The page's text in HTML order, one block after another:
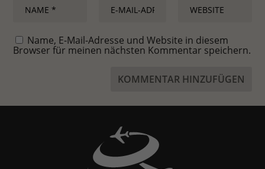
Name, E-Mail-Adresse und Website in diesem
Browser für meinen nächsten Kommentar speichern.